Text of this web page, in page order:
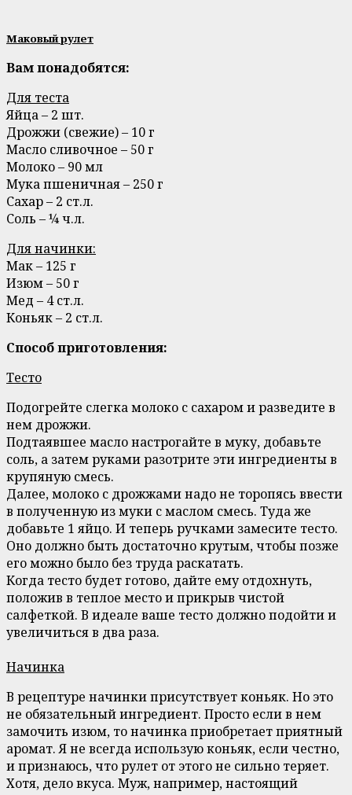
Маковый рулет
Вам понадобятся:
Для теста
Яйца – 2 шт.
Дрожжи (свежие) – 10 г
Масло сливочное – 50 г
Молоко – 90 мл
Мука пшеничная – 250 г
Сахар – 2 ст.л.
Соль – ¼ ч.л.
Для начинки:
Мак – 125 г
Изюм – 50 г
Мед – 4 ст.л.
Коньяк – 2 ст.л.
Способ приготовления:
Тесто
Подогрейте слегка молоко с сахаром и разведите в
нем дрожжи.
Подтаявшее масло настрогайте в муку, добавьте
соль, а затем руками разотрите эти ингредиенты в
крупяную смесь.
Далее, молоко с дрожжами надо не торопясь ввести
в полученную из муки с маслом смесь. Туда же
добавьте 1 яйцо. И теперь ручками замесите тесто.
Оно должно быть достаточно крутым, чтобы позже
его можно было без труда раскатать.
Когда тесто будет готово, дайте ему отдохнуть,
положив в теплое место и прикрыв чистой
салфеткой. В идеале ваше тесто должно подойти и
увеличиться в два раза.
Начинка
В рецептуре начинки присутствует коньяк. Но это
не обязательный ингредиент. Просто если в нем
замочить изюм, то начинка приобретает приятный
аромат. Я не всегда использую коньяк, если честно,
и признаюсь, что рулет от этого не сильно теряет.
Хотя, дело вкуса. Муж, например, настоящий